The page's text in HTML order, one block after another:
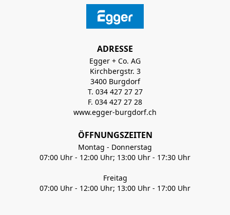
ADRESSE
Egger + Co. AG
Kirchbergstr. 3
3400 Burgdorf
T. 034 427 27 27
F. 034 427 27 28
www.egger-burgdorf.ch
ÖFFNUNGSZEITEN
Montag - Donnerstag
07:00 Uhr - 12:00 Uhr; 13:00 Uhr - 17:30 Uhr
Freitag
07:00 Uhr - 12:00 Uhr; 13:00 Uhr - 17:00 Uhr